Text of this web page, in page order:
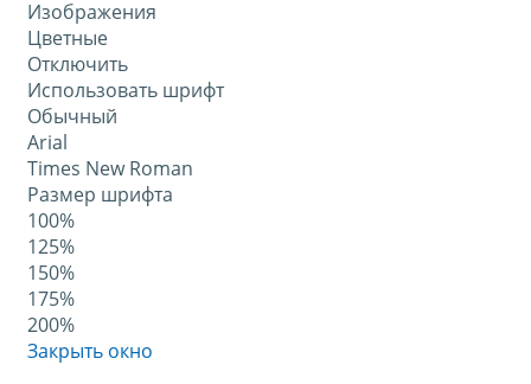
Изображения
Цветные
Отключить
Использовать шрифт
Обычный
Arial
Times New Roman
Размер шрифта
100%
125%
150%
175%
200%
Закрыть окно